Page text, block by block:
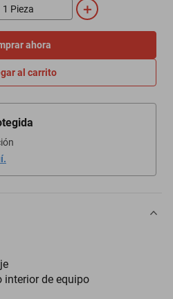
＋
ahora
al carrito
interior de equipo